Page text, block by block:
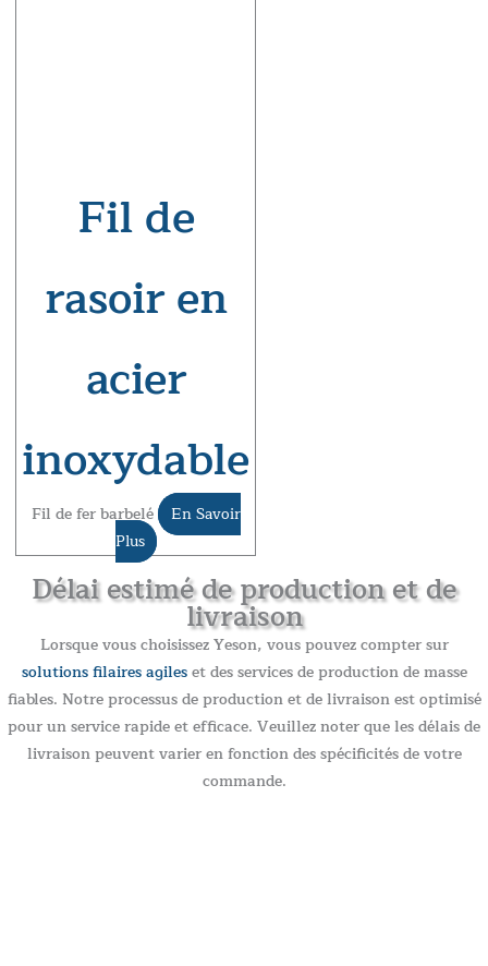
Fil de
rasoir en
acier
inoxydable
Fil de fer barbelé En Savoir
Plus
Délai estimé de production et de
livraison
Lorsque vous choisissez Yeson, vous pouvez compter sur
solutions filaires agileset des services de production de masse
fiables. Notre processus de production et de livraison est optimisé
pour un service rapide et efficace. Veuillez noter que les délais de
livraison peuvent varier en fonction des spécificités de votre
commande.